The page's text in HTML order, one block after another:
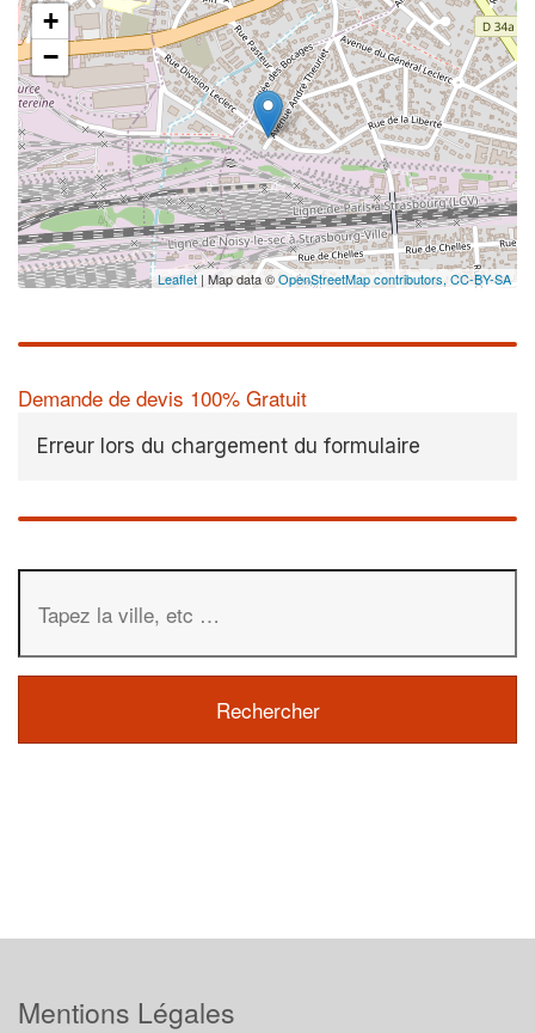
+
−
Leaflet | Map data ©OpenStreetMap contributors, CC-BY-SA
Demande de devis 100% Gratuit
Erreur lors du chargement du formulaire
✕
Mentions Légales